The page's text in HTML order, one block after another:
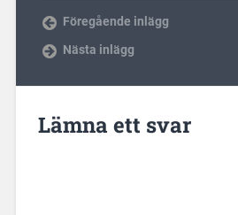
Föregående inlägg
Nästa inlägg
Lämna ett svar